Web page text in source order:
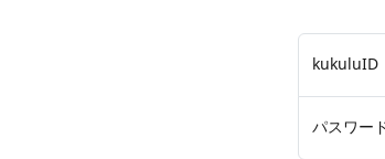
kukuluID
パスワー